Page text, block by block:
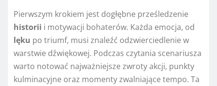
Pierwszym krokiem jest dogłębne prześledzenie
historii i motywacji bohaterów. Każda emocja, od
lęku po triumf, musi znaleźć odzwierciedlenie w
warstwie dźwiękowej. Podczas czytania scenariusza
warto notować najważniejsze zwroty akcji, punkty
kulminacyjne oraz momenty zwalniające tempo. Ta